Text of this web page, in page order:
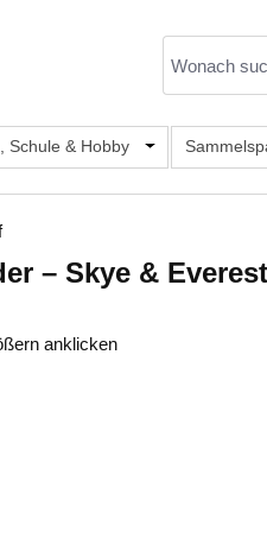
der Kategorie Mode &
Schule & Hobby Öffne oder
– Skye &
anklicken